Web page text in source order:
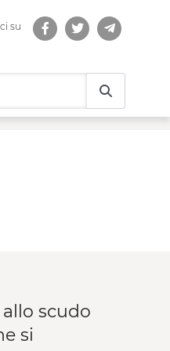
su
scudo
si